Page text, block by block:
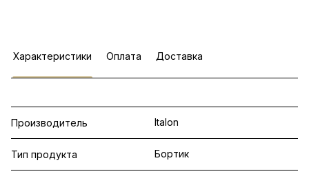
Характеристики Оплата Доставка
Производитель Italon
Тип продукта Бортик